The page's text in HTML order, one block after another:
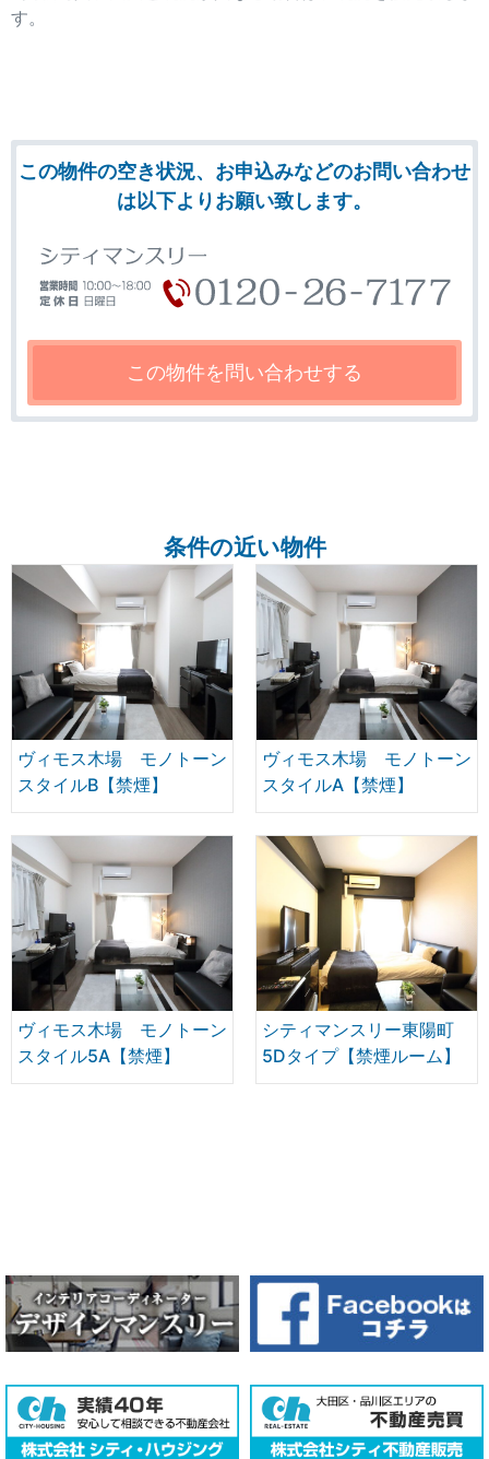
す。
この物件の空き状況、お申込みなどのお問い合わせ
は以下よりお願い致します。
条件の近い物件
ヴィモス木場 モノトーン
スタイルB【禁煙】
ヴィモス木場 モノトーン
スタイルA【禁煙】
ヴィモス木場 モノトーン
スタイル5A【禁煙】
シティマンスリー東陽町
5Dタイプ【禁煙ルーム】